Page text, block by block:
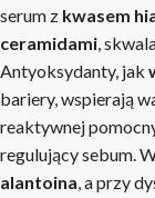
serum z kwasem
ceramidami,
Antyoksydanty, jak
bariery, wspierają
reaktywnej
regulujący sebum.
alantoina, a przy